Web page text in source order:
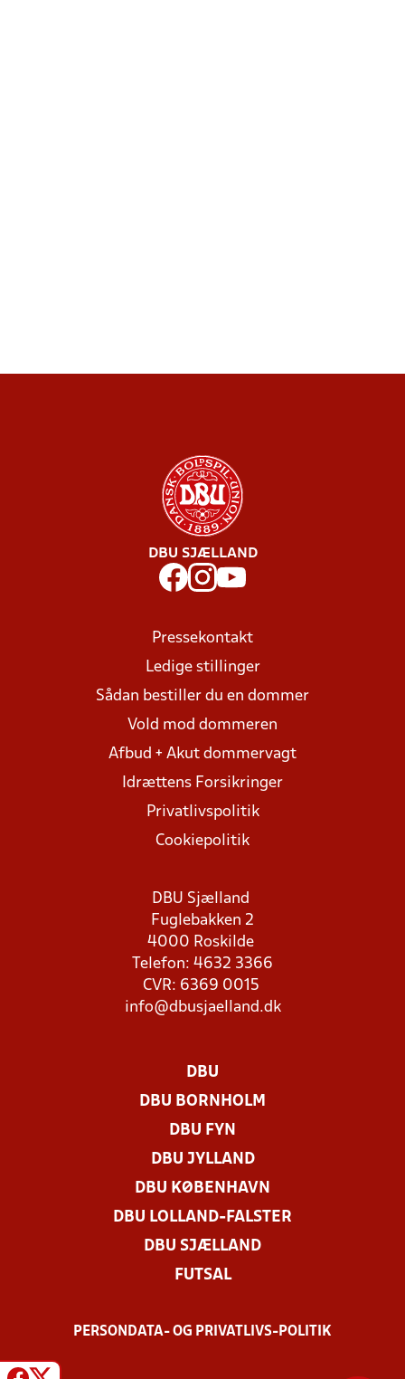
DBU SJÆLLAND
Pressekontakt
Ledige stillinger
Sådan bestiller du en dommer
Vold mod dommeren
Afbud + Akut dommervagt
Idrættens Forsikringer
Privatlivspolitik
Cookiepolitik
DBU Sjælland
Fuglebakken 2
4000 Roskilde
Telefon: 4632 3366
CVR: 6369 0015
info@dbusjaelland.dk
DBU
DBU BORNHOLM
DBU FYN
DBU JYLLAND
DBU KØBENHAVN
DBU LOLLAND-FALSTER
DBU SJÆLLAND
FUTSAL
PERSONDATA- OG PRIVATLIVS-POLITIK